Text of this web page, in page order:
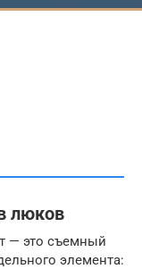
люков
— это съемный
элемента: